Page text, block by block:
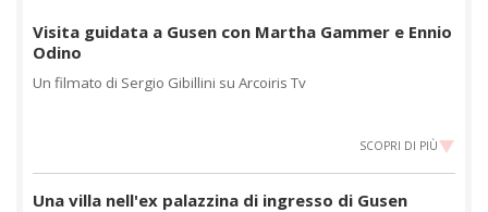
Visita guidata a Gusen con Martha Gammer e Ennio
Odino
Un filmato di Sergio Gibillini su Arcoiris Tv
SCOPRI DI PIÙ
Una villa nell'ex palazzina di ingresso di Gusen